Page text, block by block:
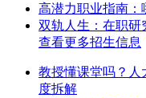
高潜力职业指南：
双轨人生：在职研
查看更多招生信息
教授懂课堂吗？人
度拆解